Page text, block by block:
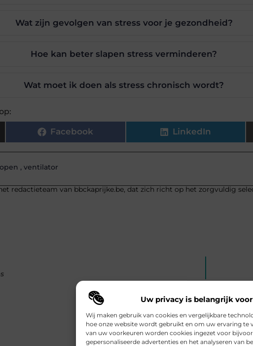
Uw privacy is belangrijk
Wij maken gebruik van cookies en vergelijkbare
hoe onze website wordt gebruikt en om uw ervaring te
van uw voorkeuren worden cookies ingezet voor
gepersonaliseerde advertenties en het analyseren van
Wat zijn gevolgen van stress voor je gezondheid?
Hoe kan beter slapen stress verminderen?
Wat moet ik doen als stress chronisch wordt?
Facebook LinkedIn
, ventilator
redactieteam van bbckaprijke.be, dat zich richt op het zorgvuldig